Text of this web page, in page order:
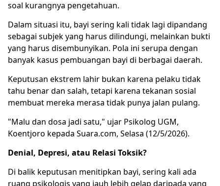
soal kurangnya pengetahuan.
Dalam situasi itu, bayi sering kali tidak lagi dipandang
sebagai subjek yang harus dilindungi, melainkan bukti
yang harus disembunyikan. Pola ini serupa dengan
banyak kasus pembuangan bayi di berbagai daerah.
Keputusan ekstrem lahir bukan karena pelaku tidak
tahu benar dan salah, tetapi karena tekanan sosial
membuat mereka merasa tidak punya jalan pulang.
"Malu dan dosa jadi satu," ujar Psikolog UGM,
Koentjoro kepada Suara.com, Selasa (12/5/2026).
Denial, Depresi, atau Relasi Toksik?
Di balik keputusan menitipkan bayi, sering kali ada
ruang psikologis yang jauh lebih gelap daripada yang